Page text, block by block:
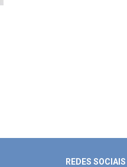
REDES SOCIAIS